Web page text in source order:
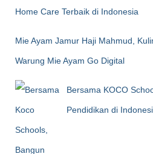
Home Care Terbaik di Indonesia
Mie Ayam Jamur Haji Mahmud,
Warung Mie Ayam Go Digital
Bersama KOCO
Pendidikan di